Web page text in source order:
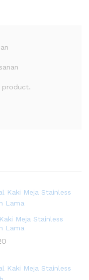
product.
Meja Stainless
Lama